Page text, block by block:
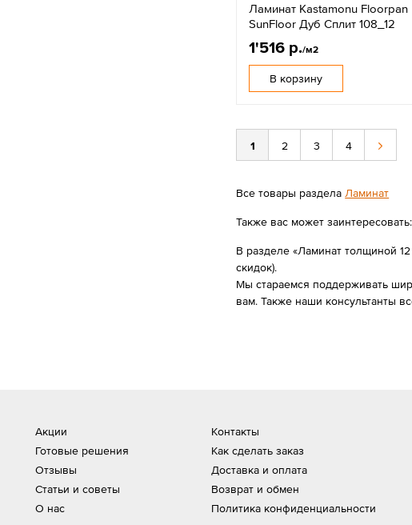
Ламинат Kastamonu Floorpan
SunFloor Дуб Сплит 108_12
1'516 р./м2
В корзину
1 2 3 4
Все товары раздела Ламинат
Также вас может заинтересовать:
В разделе «Ламинат толщиной
скидок).
Мы стараемся поддерживать
вам. Также наши консультанты
Акции
Готовые решения
Отзывы
Статьи и советы
О нас
Контакты
Как сделать заказ
Доставка и оплата
Возврат и обмен
Политика конфиденциальности